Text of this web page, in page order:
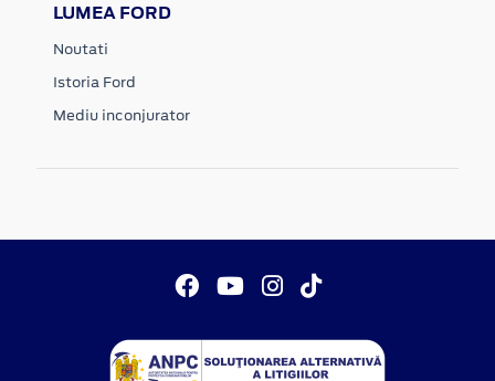
LUMEA FORD
Noutati
Istoria Ford
Mediu inconjurator